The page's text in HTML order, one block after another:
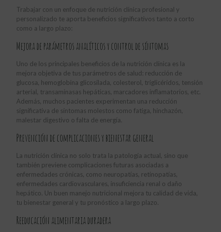
Trabajar con un enfoque de nutrición clínica profesional y
personalizado te aporta beneficios significativos tanto a corto
como a largo plazo:
Mejora de parámetros analíticos y control de síntomas
Uno de los principales beneficios de la nutrición clínica es la
mejora objetiva de tus parámetros de salud: reducción de
glucosa, hemoglobina glicosilada, colesterol, triglicéridos, tensión
arterial, transaminasas hepáticas, marcadores inflamatorios, etc.
Además, muchos pacientes experimentan una reducción
significativa de síntomas molestos como fatiga, hinchazón,
malestar digestivo o falta de energía.
Prevención de complicaciones y bienestar general
La nutrición clínica no solo trata la patología actual, sino que
también previene complicaciones futuras asociadas a
enfermedades crónicas, como neuropatías, retinopatías,
enfermedades cardiovasculares, insuficiencia renal o daño
hepático. Un buen manejo nutricional mejora tu calidad de vida,
tu bienestar general y tu pronóstico a largo plazo.
Reeducación alimentaria duradera